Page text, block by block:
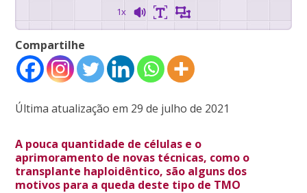
1x
Compartilhe
Última atualização em 29 de julho de 2021
A pouca quantidade de células e o
aprimoramento de novas técnicas, como o
transplante haploidêntico, são alguns dos
motivos para a queda deste tipo de TMO